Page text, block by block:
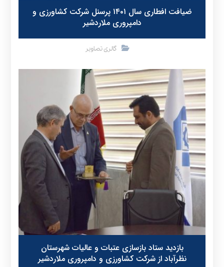
ضیافت افطاری سال ۱۴۰۱ پرسنل شرکت کشاورزی و
دامپروری ملاردشیر
گالری تصاویر
بازدید ستاد بازسازی عتبات و عالیات شهرستان
نظرآباد از شرکت کشاورزی و دامپروری ملاردشیر